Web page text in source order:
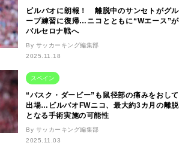
ビルバオに朗報！ 離脱中のサンセトがグル
ープ練習に復帰…ニコとともに“Wエース”が
バルセロナ戦へ
By サッカーキング編集部
2025.11.18
スペイン
“バスク・ダービー”も鼠径部の痛みをおして
出場…ビルバオFWニコ、最大約3カ月の離脱
となる手術実施の可能性
By サッカーキング編集部
2025.11.03